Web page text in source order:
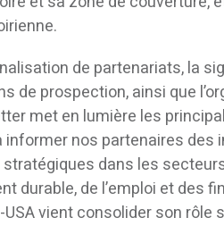
de partenariats, la
de prospection, ainsi que
met en lumière les
informer nos partenaires
dans les
durable, de l’emploi et des
vient consolider son rôle